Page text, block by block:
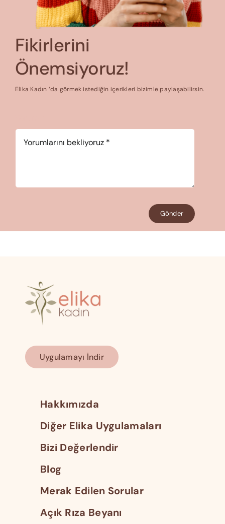
Fikirlerini
Önemsiyoruz!
Elika Kadın ‘da görmek istediğin içerikleri bizimle paylaşabilirsin.
Gönder
Uygulamayı İndir
Hakkımızda
Diğer Elika Uygulamaları
Bizi Değerlendir
Blog
Merak Edilen Sorular
Açık Rıza Beyanı